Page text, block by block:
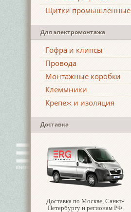
Щитки промышленные
Для электромонтажа
Гофра и клипсы
Провода
Монтажные коробки
Клеммники
Крепеж и изоляция
Доставка
Доставка по Москве, Санкт-
Петербургу и регионам РФ